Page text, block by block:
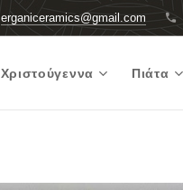
erganiceramics@gmail.com
Χριστούγεννα Πιάτα